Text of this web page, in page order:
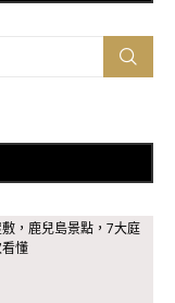
，鹿兒島景點，7大庭
懂